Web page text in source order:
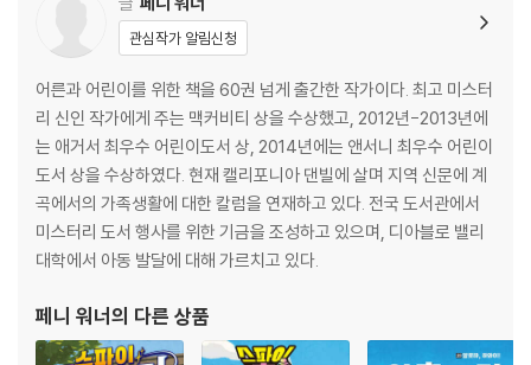
관심작가 알림신청
어른과 어린이를 위한 책을 60권 넘게 출간한 작가이다. 최고 미스터
리 신인 작가에게 주는 맥커비티 상을 수상했고, 2012년-2013년에
는 애거서 최우수 어린이도서 상, 2014년에는 앤서니 최우수 어린이
도서 상을 수상하였다. 현재 캘리포니아 댄빌에 살며 지역 신문에 계
곡에서의 가족생활에 대한 칼럼을 연재하고 있다. 전국 도서관에서
미스터리 도서 행사를 위한 기금을 조성하고 있으며, 디아블로 밸리
대학에서 아동 발달에 대해 가르치고 있다.
페니 워너의 다른 상품